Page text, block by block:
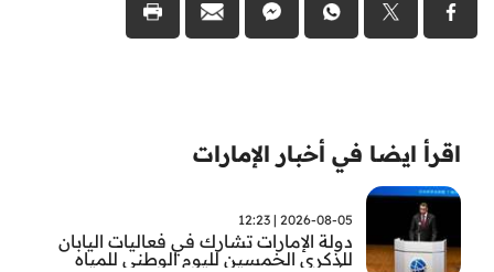
اقرأ ايضا في أخبار الإمارات
2026-08-05 | 12:23
دولة الإمارات تشارك في فعاليات اليابان
للذكرى الخمسين لليوم الوطني للمياه